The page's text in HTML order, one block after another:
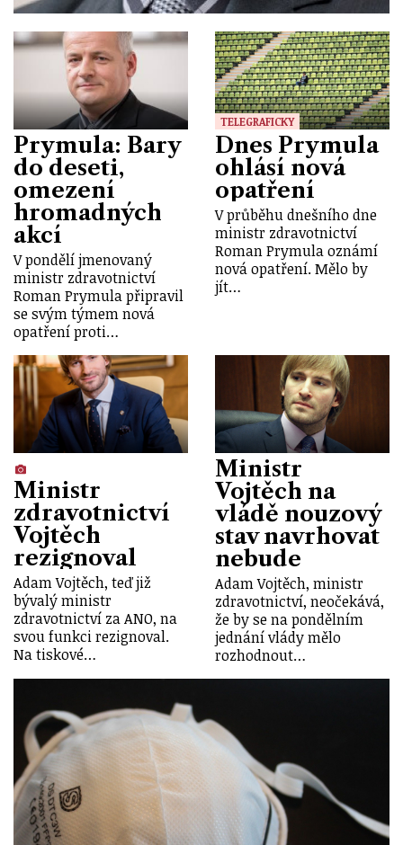
Prymula: Bary
do deseti,
omezení
hromadných
akcí
V pondělí jmenovaný
ministr zdravotnictví
Roman Prymula připravil
se svým týmem nová
opatření proti…
TELEGRAFICKY
Dnes Prymula
ohlásí nová
opatření
V průběhu dnešního dne
ministr zdravotnictví
Roman Prymula oznámí
nová opatření. Mělo by
jít…
Ministr
zdravotnictví
Vojtěch
rezignoval
Adam Vojtěch, teď již
bývalý ministr
zdravotnictví za ANO, na
svou funkci rezignoval.
Na tiskové…
Ministr
Vojtěch na
vládě nouzový
stav navrhovat
nebude
Adam Vojtěch, ministr
zdravotnictví, neočekává,
že by se na pondělním
jednání vlády mělo
rozhodnout…